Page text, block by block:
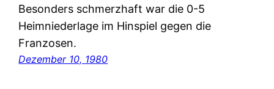
Besonders schmerzhaft war die 0-5
Heimniederlage im Hinspiel gegen die
Franzosen.
Dezember 10, 1980